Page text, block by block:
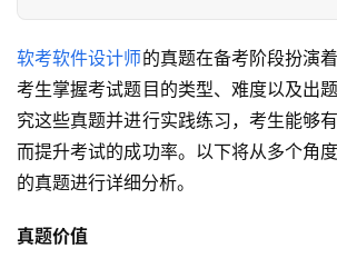
软考软件设计师的真题在备考阶段扮演
考生掌握考试题目的类型、难度以及出
究这些真题并进行实践练习，考生能够
而提升考试的成功率。以下将从多个角
的真题进行详细分析。
真题价值